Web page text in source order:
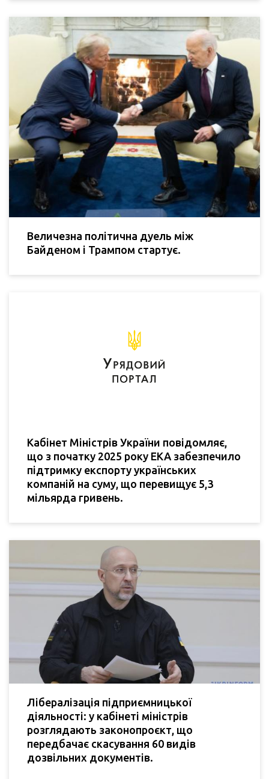
Величезна політична дуель між
Байденом і Трампом стартує.
Кабінет Міністрів України повідомляє,
що з початку 2025 року ЕКА забезпечило
підтримку експорту українських
компаній на суму, що перевищує 5,3
мільярда гривень.
Лібералізація підприємницької
діяльності: у кабінеті міністрів
розглядають законопроєкт, що
передбачає скасування 60 видів
дозвільних документів.